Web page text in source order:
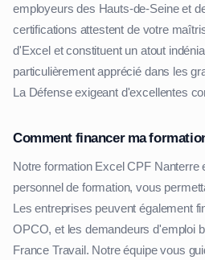
employeurs des Hauts-de-Seine et
certifications attestent de votre
d'Excel et constituent un atout
particulièrement apprécié dans les
La Défense exigeant d'excellentes
Comment financer ma
Notre formation Excel CPF Nanterre
personnel de formation, vous
Les entreprises peuvent également
OPCO, et les demandeurs d'emploi
France Travail. Notre équipe vous